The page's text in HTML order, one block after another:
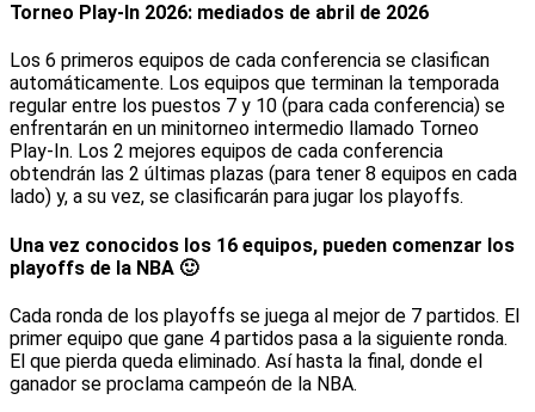
Torneo Play-In 2026: mediados de abril de 2026
Los 6 primeros equipos de cada conferencia se clasifican
automáticamente. Los equipos que terminan la temporada
regular entre los puestos 7 y 10 (para cada conferencia) se
enfrentarán en un minitorneo intermedio llamado Torneo
Play-In. Los 2 mejores equipos de cada conferencia
obtendrán las 2 últimas plazas (para tener 8 equipos en cada
lado) y, a su vez, se clasificarán para jugar los playoffs.
Una vez conocidos los 16 equipos, pueden comenzar los
playoffs de la NBA 🙂
Cada ronda de los playoffs se juega al mejor de 7 partidos. El
primer equipo que gane 4 partidos pasa a la siguiente ronda.
El que pierda queda eliminado. Así hasta la final, donde el
ganador se proclama campeón de la NBA.